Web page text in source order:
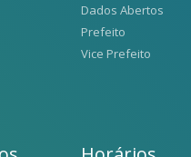
Dados Abertos
Prefeito
Vice Prefeito